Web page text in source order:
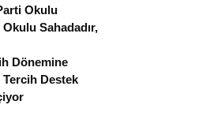
Okulu
Sahadadır,
Dönemine
Destek